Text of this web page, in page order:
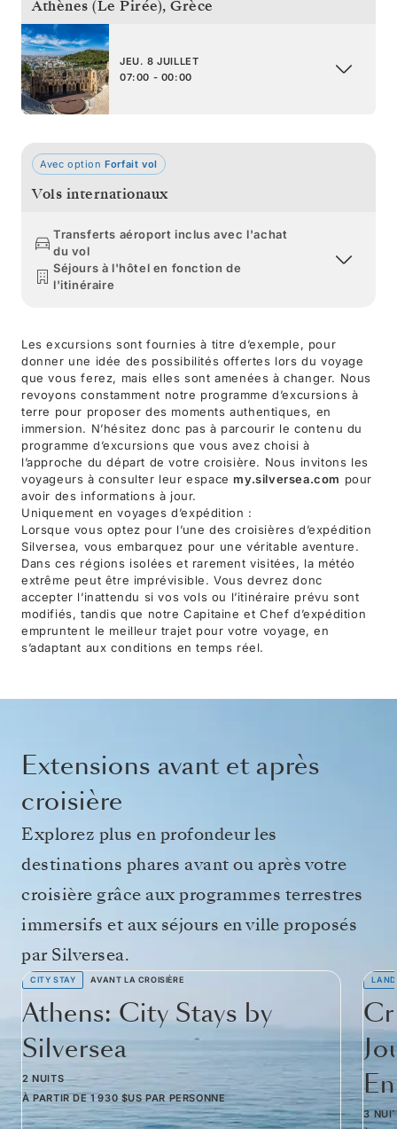
Athènes (Le Pirée), Grèce
JEU. 8 JUILLET
07:00 - 00:00
Avec option Forfait vol
Vols internationaux
Transferts aéroport inclus avec l'achat
du vol
Séjours à l'hôtel en fonction de
l'itinéraire
Les excursions sont fournies à titre d’exemple, pour
donner une idée des possibilités offertes lors du voyage
que vous ferez, mais elles sont amenées à changer. Nous
revoyons constamment notre programme d’excursions à
terre pour proposer des moments authentiques, en
immersion. N’hésitez donc pas à parcourir le contenu du
programme d’excursions que vous avez choisi à
l’approche du départ de votre croisière. Nous invitons les
voyageurs à consulter leur espacemy.silversea.com pour
avoir des informations à jour.
Uniquement en voyages d’expédition :
Lorsque vous optez pour l’une des croisières d’expédition
Silversea, vous embarquez pour une véritable aventure.
Dans ces régions isolées et rarement visitées, la météo
extrême peut être imprévisible. Vous devrez donc
accepter l’inattendu si vos vols ou l’itinéraire prévu sont
modifiés, tandis que notre Capitaine et Chef d’expédition
empruntent le meilleur trajet pour votre voyage, en
s’adaptant aux conditions en temps réel.
Extensions avant et après
croisière
Explorez plus en profondeur les
destinations phares avant ou après votre
croisière grâce aux programmes terrestres
immersifs et aux séjours en ville proposés
par Silversea.
CITY STAY AVANT LA CROISIÈRE
Athens: City Stays by
Silversea
2 NUITS
À PARTIR DE 1 930 $US PAR PERSONNE
3